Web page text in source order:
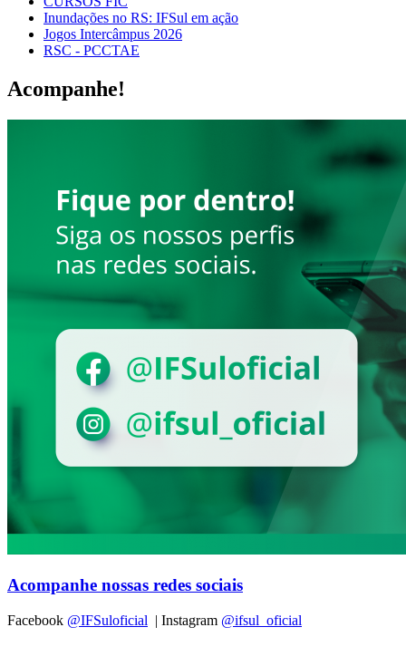
Inundações no RS: IFSul em ação
Jogos Intercâmpus 2026
RSC - PCCTAE
Acompanhe!
Acompanhe nossas redes sociais
Facebook @IFSuloficial | Instagram @ifsul_oficial